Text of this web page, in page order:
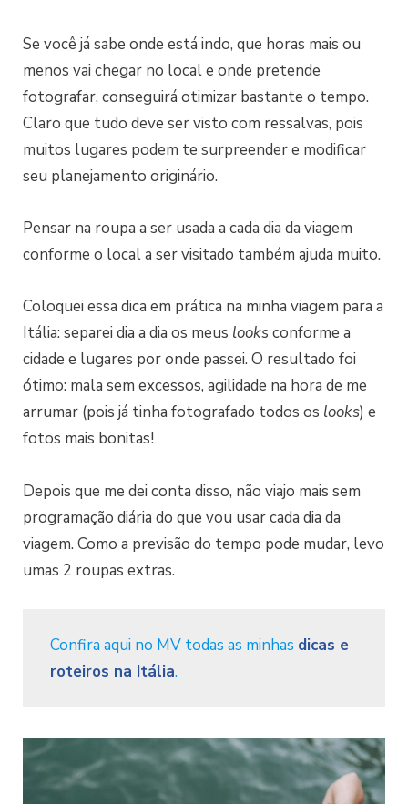
Se você já sabe onde está indo, que horas mais ou
menos vai chegar no local e onde pretende
fotografar, conseguirá otimizar bastante o tempo.
Claro que tudo deve ser visto com ressalvas, pois
muitos lugares podem te surpreender e modificar
seu planejamento originário.
Pensar na roupa a ser usada a cada dia da viagem
conforme o local a ser visitado também ajuda muito.
Coloquei essa dica em prática na minha viagem para a
Itália: separei dia a dia os meus looksconforme a
cidade e lugares por onde passei. O resultado foi
ótimo: mala sem excessos, agilidade na hora de me
arrumar (pois já tinha fotografado todos os looks) e
fotos mais bonitas!
Depois que me dei conta disso, não viajo mais sem
programação diária do que vou usar cada dia da
viagem. Como a previsão do tempo pode mudar, levo
umas 2 roupas extras.
Confira aqui no MV todas as minhas dicas e
roteiros na Itália.